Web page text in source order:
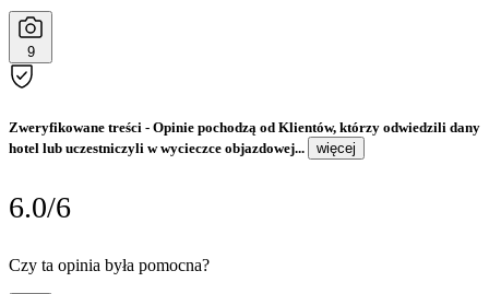
9
Zweryfikowane treści - Opinie pochodzą od Klientów, którzy odwiedzili dany
hotel lub uczestniczyli w wycieczce objazdowej...
więcej
6.0/6
Czy ta opinia była pomocna?